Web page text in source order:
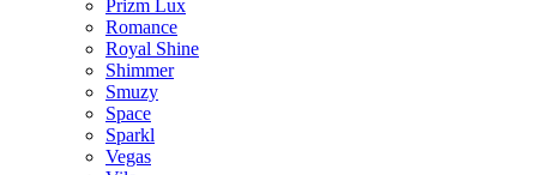
Prizm Lux
Romance
Royal Shine
Shimmer
Smuzy
Space
Sparkl
Vegas